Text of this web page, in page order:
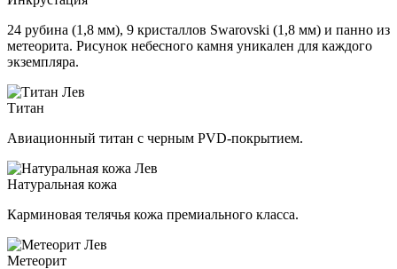
24 рубина (1,8 мм), 9 кристаллов Swarovski (1,8 мм) и панно из
метеорита. Рисунок небесного камня уникален для каждого
экземпляра.
Титан
Авиационный титан с черным PVD-покрытием.
Натуральная кожа
Карминовая телячья кожа премиального класса.
Метеорит